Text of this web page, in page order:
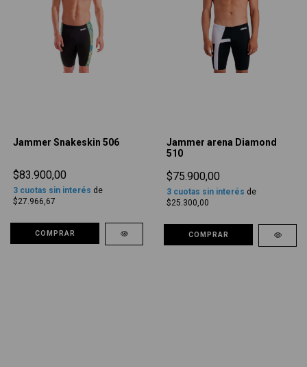
Jammer Snakeskin 506
$83.900,00
3 cuotas sin interés de
$27.966,67
COMPRAR
Jammer arena Diamond
510
$75.900,00
3 cuotas sin interés de
$25.300,00
COMPRAR